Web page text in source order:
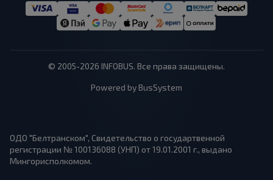
© 2005-2026 INFOBUS. Все права защищены.
Powered by BusSystem
ОДО "Белтранском", Свидетельство о государтвенной
регистрации № 100136088 (УНП) от 19.01.2001 г., выдано
Мингорисполкомом.